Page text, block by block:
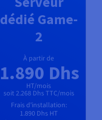
dédié Game-
2
À partir de
1.890 Dhs
HT/mois
soit 2.268 Dhs TTC/mois
Frais d'installation:
1.890 DhsHT